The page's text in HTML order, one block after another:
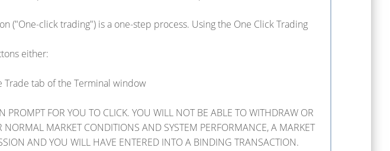
("One-click trading") is a one-step process. Using the One Click Trading
either:
tab of the Terminal window
FOR YOU TO CLICK. YOU WILL NOT BE ABLE TO WITHDRAW OR
MARKET CONDITIONS AND SYSTEM PERFORMANCE, A MARKET
AND YOU WILL HAVE ENTERED INTO A BINDING TRANSACTION.